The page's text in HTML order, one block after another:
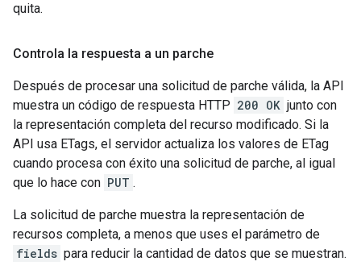
quita.
Controla la respuesta a un parche
Después de procesar una solicitud de parche válida, la API
muestra un código de respuesta HTTP 200 OK junto con
la representación completa del recurso modificado. Si la
API usa ETags, el servidor actualiza los valores de ETag
cuando procesa con éxito una solicitud de parche, al igual
que lo hace con PUT .
La solicitud de parche muestra la representación de
recursos completa, a menos que uses el parámetro de
fields para reducir la cantidad de datos que se muestran.